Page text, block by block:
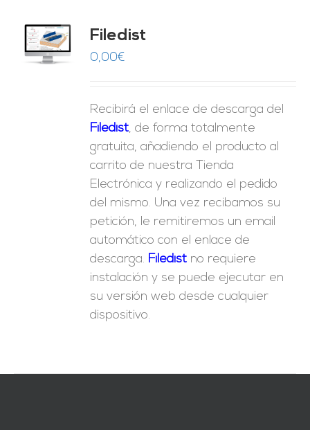
Filedist
0,00€
Recibirá el enlace de descarga del
Filedist, de forma totalmente
gratuita, añadiendo el producto al
carrito de nuestra Tienda
Electrónica y realizando el pedido
del mismo. Una vez recibamos su
petición, le remitiremos un email
automático con el enlace de
descarga. Filedist no requiere
instalación y se puede ejecutar en
su versión web desde cualquier
dispositivo.